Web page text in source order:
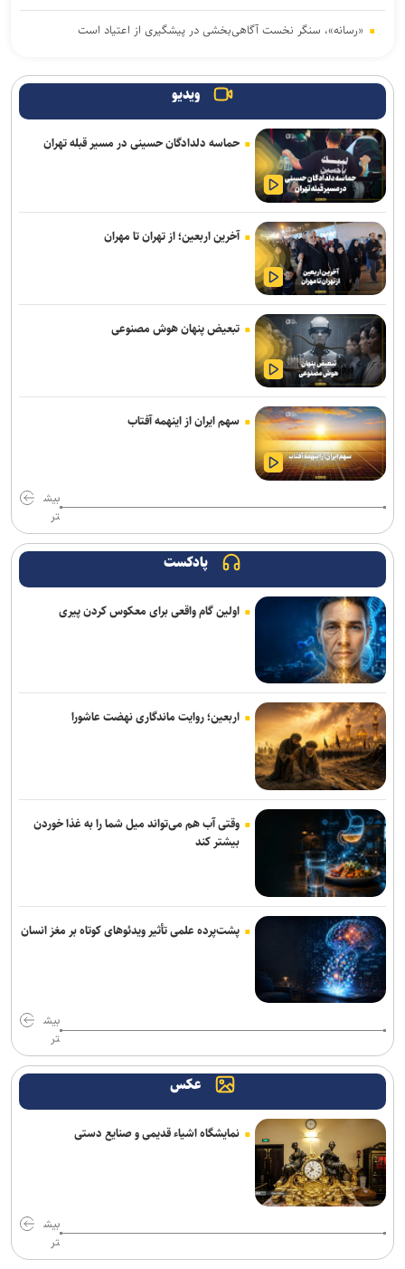
«رسانه»، سنگر نخست آگاهی‌بخشی در پیشگیری از اعتیاد است
شعله‌های آتش جان باختند
آثار مخرب مصرف الکل و سیگار در بروز بیماری‌ها
هدف‌گذاری شده است
امروز پنجشنبه نبض ترافیک پایتخت به آرامی می‌زند
از کشورهای مختلف خدمت‌رسانی کرد
تصادف زنجیره‌ای ۱۲ خودرو با ۱۹ مصدوم در محور یاسوج–اصفهان/ علت
حادثه در دست بررسی است
سامانه تخصصی قوانین تأمین اجتماعی راه‌اندازی شد
افزایش احتمال انتقال بیماری‌های مشترک بین انسان و حیوان با قاچاق
دام/ کنترل تب دنگی از مالاریا دشوارتر است
پایش شبانه روزی تهویه قطار‌ها و ایستگاه‌های مترو/ پیش‌بینی هوشمند
۳ سانحه مرگبار طی یک هفته در بزرگراه‌های تهران؛ هشدار دوباره به
رشد ۴۲ درصدی سازش در شورای حل اختلاف استان تهران
ترافیک سنگین در جاده چالوس/ جاده‌های شمالی بدون مداخلات جوی و
سایر محورها روان است
۷کشته و مصدوم در تصادف مرگبار پژو پارس و ساینا در اصفهان
روایت کولیوند از خدمات هلال احمر در اربعین حسینی
جزئیات ثبت ادعا، تهیه نقشه UTM و ارائه مادر سند اعلام شد
پرداخت مطالبات بازنشستگان در اولویت تأمین اجتماعی است
تردد روان در تمامی محورهای شمالی و مسیرهای مرزهای اربعین
کشف بقایای انسانی در ارتفاعات شمیرانات
ویدیو
حماسه دلدادگان حسینی در مسیر قبله تهران
آخرین اربعین؛ از تهران تا مهران
تبعیض پنهان هوش مصنوعی
سهم ایران از اینهمه آفتاب
بیش
تر
پادکست
اولین گام واقعی برای معکوس کردن پیری
اربعین؛ روایت ماندگاری نهضت عاشورا
وقتی آب هم می‌تواند میل شما را به غذا خوردن
بیشتر کند
پشت‌پرده علمی تأثیر ویدئو‌های کوتاه بر مغز انسان
بیش
تر
عکس
نمایشگاه اشیاء قدیمی و صنایع دستی
بیش
تر